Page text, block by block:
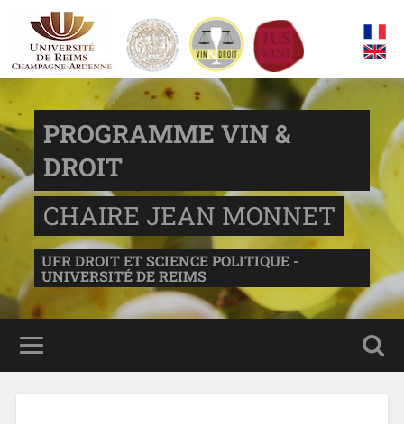
PROGRAMME VIN &
DROIT
CHAIRE JEAN MONNET
UFR DROIT ET SCIENCE POLITIQUE -
UNIVERSITÉ DE REIMS